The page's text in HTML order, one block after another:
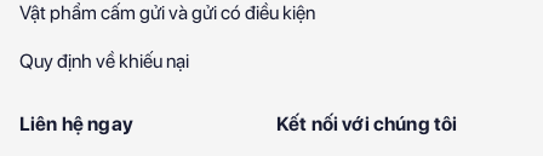
Vật phẩm cấm gửi và gửi có điều kiện
Quy định về khiếu nại
Liên hệ ngay Kết nối với chúng tôi